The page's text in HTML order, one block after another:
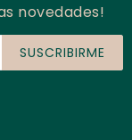
novedades!
SUSCRIBIRME